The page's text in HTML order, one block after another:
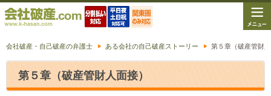
会社破産・自己破産の弁護士 ある会社の自己破産ストーリー 第５章（破産管財
第５章（破産管財人面接）